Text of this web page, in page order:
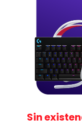
Sin